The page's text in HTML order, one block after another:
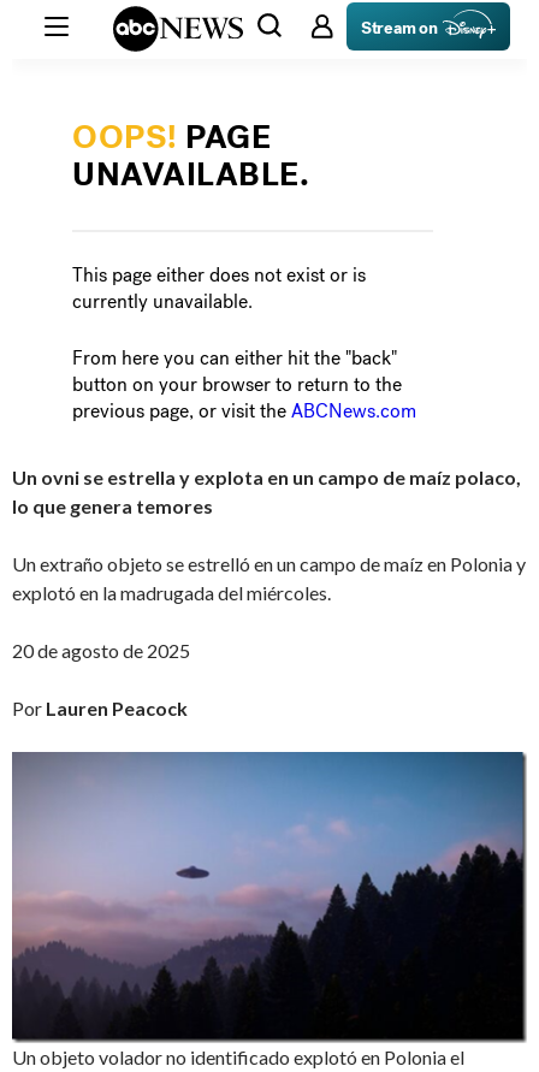
Un ovni se estrella y explota en un campo de maíz polaco,
lo que genera temores
Un extraño objeto se estrelló en un campo de maíz en Polonia y
explotó en la madrugada del miércoles.
20 de agosto de 2025
Por Lauren Peacock
Un objeto volador no identificado explotó en Polonia el